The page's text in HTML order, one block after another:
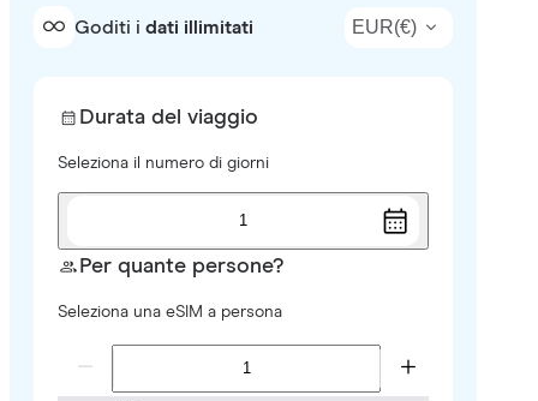
Goditi i dati illimitati EUR(€)
Durata del viaggio
Seleziona il numero di giorni
1
Per quante persone?
Seleziona una eSIM a persona